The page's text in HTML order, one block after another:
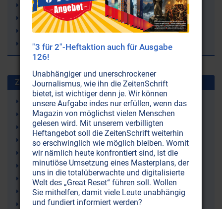
Plastik (Kunststoffe)
PVC (Polyvinylchlorid)
PET (Polyethylenterephthalate)
PVP (Polyvinylpyrrolidon)
Zuletzt gesuchte Stichworte
Wasserkreislauf
Selbstliebe (-annahme)
Bluthochdruck
Strahlenschutz
Just Nuisance (ein Hund)
Leukämie
9/11 (11. September 2001)
Erde
Atomenergie
"3 für 2"-Heftaktion auch für Ausgabe
126!
Unabhängiger und unerschrockener
Journalismus, wie ihn die ZeitenSchrift
bietet, ist wichtiger denn je. Wir können
unsere Aufgabe indes nur erfüllen, wenn das
Magazin von möglichst vielen Menschen
gelesen wird. Mit unserem verbilligten
Heftangebot soll die ZeitenSchrift weiterhin
so erschwinglich wie möglich bleiben. Womit
wir nämlich heute konfrontiert sind, ist die
minutiöse Umsetzung eines Masterplans, der
uns in die totalüberwachte und digitalisierte
Welt des „Great Reset“ führen soll. Wollen
Sie mithelfen, damit viele Leute unabhängig
und fundiert informiert werden?